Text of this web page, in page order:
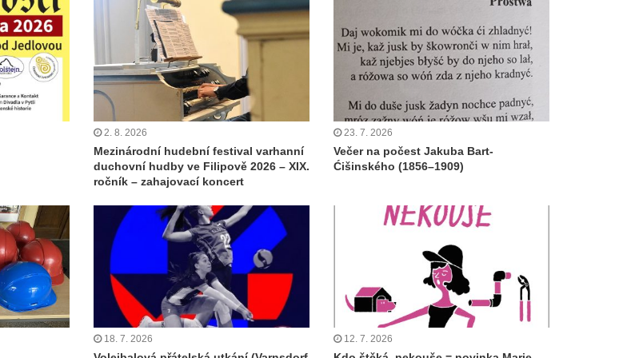
2. 8. 2026
Mezinárodní hudební festival varhanní
duchovní hudby ve Filipově 2026 – XIX.
ročník – zahajovací koncert
23. 7. 2026
Večer na počest Jakuba Bart-
Ćišinského (1856–1909)
18. 7. 2026 12. 7. 2026